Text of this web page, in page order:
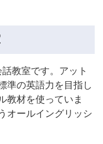
教室です。アット
準の英語力を目指し
教材を使っていま
オールイングリッシ